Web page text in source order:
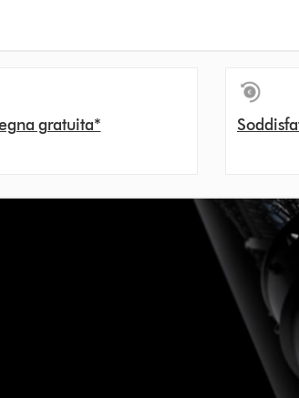
gratuita*